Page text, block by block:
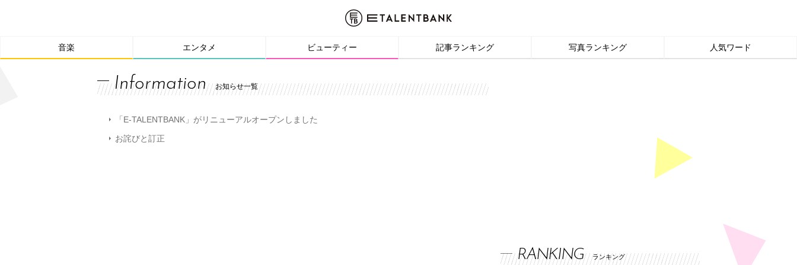
音楽 エンタメ ビューティー 記事ランキング 写真ランキング 人気ワード
Information お知らせ一覧
「E-TALENTBANK」がリニューアルオープンしました
お詫びと訂正
RANKING ランキング